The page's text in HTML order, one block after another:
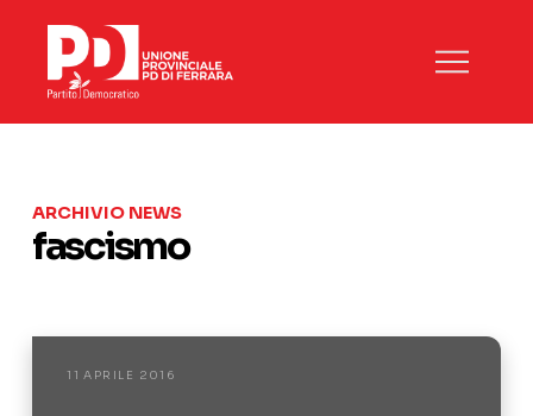
ARCHIVIO NEWS
fascismo
11 APRILE 2016